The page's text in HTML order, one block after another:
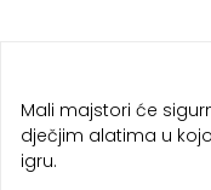
Mali majstori će
dječjim alatima u
igru.